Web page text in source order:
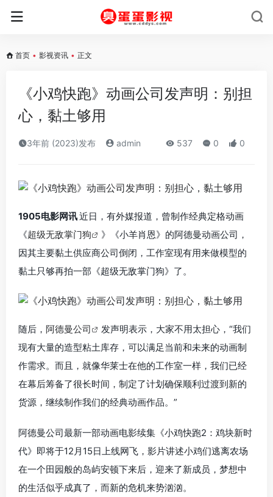
首页 • 影视资讯 • 正文
《小鸡快跑》动画公司发声明：别担
心，黏土够用
3年前 (2023)发布 admin 537 0 0
1905电影网讯近日，有外媒报道，曾制作经典定格动画
《超级无敌掌门狗
》《小羊肖恩》的阿德曼动画公司，
因其主要黏土供应商公司倒闭，工作室现有用来做模型的
黏土只够再拍一部《超级无敌掌门狗》了。
随后， 阿德曼公司
发声明表示，大家不用太担心，“我们
现有大量的造型粘土库存，可以满足当前和未来的动画制
作需求。而且，就像华莱士在他的工作室一样，我们已经
在幕后筹备了很长时间，制定了计划确保顺利过渡到新的
货源，继续制作我们的经典动画作品。”
阿德曼公司最新一部动画电影续集《小鸡快跑2：鸡块新时
代》即将于12月15日上线网飞，影片讲述小鸡们逃离农场
在一个田园般的岛屿安顿下来后，迎来了新成员，梦想中
的生活似乎成真了，而新的危机来势汹汹。